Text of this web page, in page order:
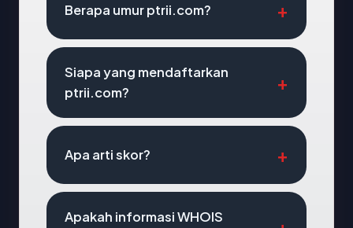
Berapa umur ptrii.com?
Siapa yang mendaftarkan
ptrii.com?
Apa arti skor?
Apakah informasi WHOIS